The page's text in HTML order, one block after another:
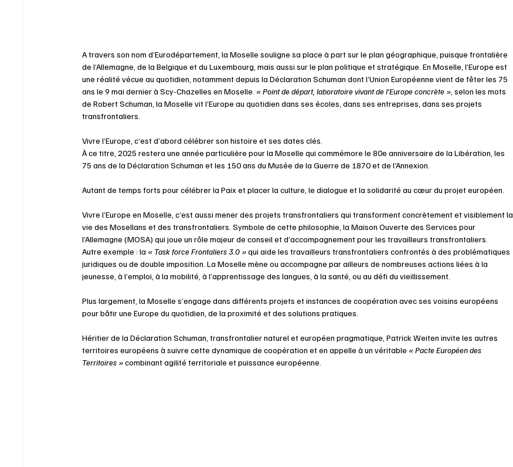
A travers son nom d’Eurodépartement, la Moselle souligne sa place à part sur le plan géographique, puisque frontalière
de l’Allemagne, de la Belgique et du Luxembourg, mais aussi sur le plan politique et stratégique. En Moselle, l’Europe est
une réalité vécue au quotidien, notamment depuis la Déclaration Schuman dont l’Union Européenne vient de fêter les 75
ans le 9 mai dernier à Scy-Chazelles en Moselle. « Point de départ, laboratoire vivant de l’Europe concrète » , selon les mots
de Robert Schuman, la Moselle vit l’Europe au quotidien dans ses écoles, dans ses entreprises, dans ses projets
transfrontaliers.
Vivre l’Europe, c’est d’abord célébrer son histoire et ses dates clés.
À ce titre, 2025 restera une année particulière pour la Moselle qui commémore le 80e anniversaire de la Libération, les
75 ans de la Déclaration Schuman et les 150 ans du Musée de la Guerre de 1870 et de l’Annexion.
Autant de temps forts pour célébrer la Paix et placer la culture, le dialogue et la solidarité au cœur du projet européen.
Vivre l’Europe en Moselle, c’est aussi mener des projets transfrontaliers qui transforment concrètement et visiblement la
vie des Mosellans et des transfrontaliers. Symbole de cette philosophie, la Maison Ouverte des Services pour
l’Allemagne (MOSA) qui joue un rôle majeur de conseil et d’accompagnement pour les travailleurs transfrontaliers.
Autre exemple : la « Task force Frontaliers 3.0 » qui aide les travailleurs transfrontaliers confrontés à des problématiques
juridiques ou de double imposition. La Moselle mène ou accompagne par ailleurs de nombreuses actions liées à la
jeunesse, à l’emploi, à la mobilité, à l’apprentissage des langues, à la santé, ou au défi du vieillissement.
Plus largement, la Moselle s’engage dans différents projets et instances de coopération avec ses voisins européens
pour bâtir une Europe du quotidien, de la proximité et des solutions pratiques.
Héritier de la Déclaration Schuman, transfrontalier naturel et européen pragmatique, Patrick Weiten invite les autres
territoires européens à suivre cette dynamique de coopération et en appelle à un véritable « Pacte Européen des
Territoires » combinant agilité territoriale et puissance européenne.